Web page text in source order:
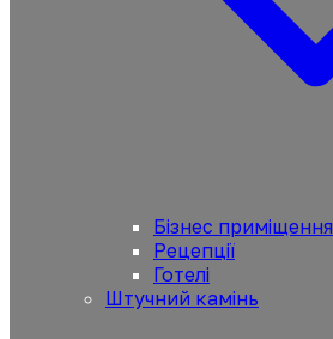
Бізнес приміщення
Рецепції
Готелі
Штучний камінь